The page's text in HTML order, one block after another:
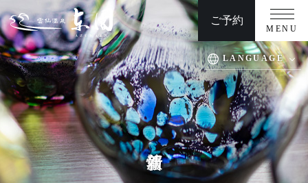
ご予約
MENU
LANGUAGE
TOP 周辺観光
客室 交通アクセス
温泉 慶事/法事
お料理 団体プラン/日帰りプラン
館内施設 ウエディング